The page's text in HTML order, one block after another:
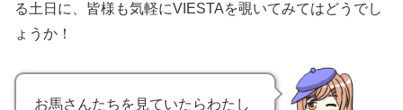
る土日に、皆様も気軽にVIESTAを覗いてみてはどうでし
ょうか！
お馬さんたちを見ていたらわたし